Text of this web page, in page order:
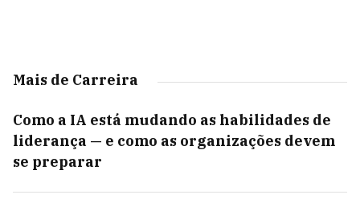
Mais de Carreira
Como a IA está mudando as habilidades de
liderança — e como as organizações devem
se preparar